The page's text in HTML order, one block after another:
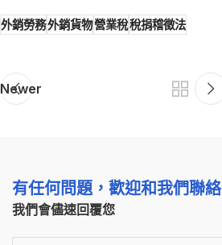
外銷勞務外銷貨物營業稅稅捐稽徵法
Newer
有任何問題，歡迎和我們聯絡
我們會儘速回覆您